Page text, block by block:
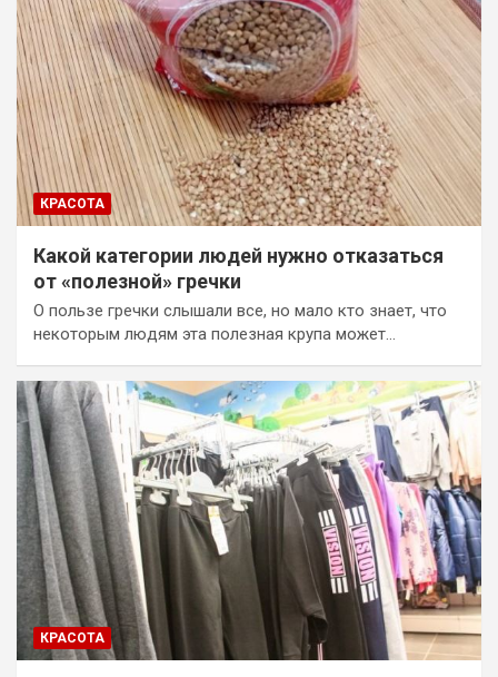
КРАСОТА
Какой категории людей нужно отказаться
от «полезной» гречки
О пользе гречки слышали все, но мало кто знает, что
некоторым людям эта полезная крупа может…
КРАСОТА